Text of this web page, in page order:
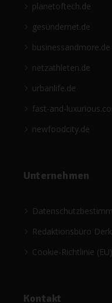
planetoftech.de
gesündernet.de
businessandmore.de
netzathleten.de
urbanlife.de
fast-and-
newfoodcity.de
Unternehmen
Redaktionsbüro
Cookie-Richtlinie (EU)
Kontakt